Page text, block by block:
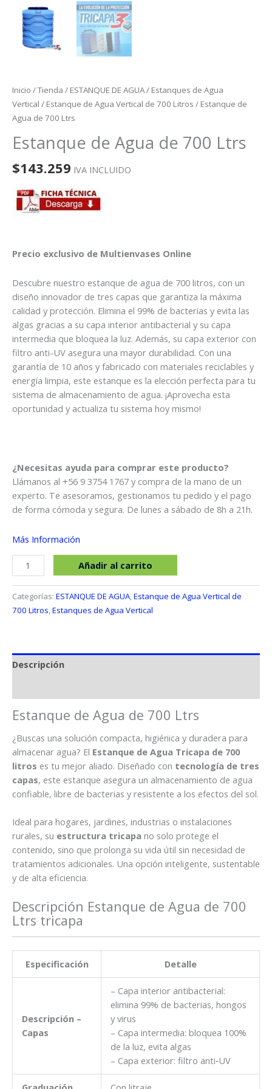
Inicio /Tienda / ESTANQUE DE AGUA/ Estanques de Agua
Vertical / Estanque de Agua Vertical de 700 Litros / Estanque de
Agua de 700 Ltrs
Estanque de Agua de 700 Ltrs
$143.259 IVA INCLUIDO
Precio exclusivo de Multienvases Online
Descubre nuestro estanque de agua de 700 litros, con un
diseño innovador de tres capas que garantiza la máxima
calidad y protección. Elimina el 99% de bacterias y evita las
algas gracias a su capa interior antibacterial y su capa
intermedia que bloquea la luz. Además, su capa exterior con
filtro anti-UV asegura una mayor durabilidad. Con una
garantía de 10 años y fabricado con materiales reciclables y
energía limpia, este estanque es la elección perfecta para tu
sistema de almacenamiento de agua. ¡Aprovecha esta
oportunidad y actualiza tu sistema hoy mismo!
¿Necesitas ayuda para comprar este producto?
Llámanos al +56 9 3754 1767 y compra de la mano de un
experto. Te asesoramos, gestionamos tu pedido y el pago
de forma cómoda y segura. De lunes a sábado de 8h a 21h.
Más Información
Estanque
de
Agua
de
700
Añadir al carrito
Categorías: ESTANQUE DE AGUA,Estanque de Agua Vertical de
700 Litros,Estanques de Agua Vertical
Descripción
Estanque de Agua de 700 Ltrs
¿Buscas una solución compacta, higiénica y duradera para
almacenar agua? El Estanque de Agua Tricapa de 700
litros es tu mejor aliado. Diseñado con tecnología de tres
capas, este estanque asegura un almacenamiento de agua
confiable, libre de bacterias y resistente a los efectos del sol.
Ideal para hogares, jardines, industrias o instalaciones
rurales, su estructura tricapa no solo protege el
contenido, sino que prolonga su vida útil sin necesidad de
tratamientos adicionales. Una opción inteligente, sustentable
y de alta eficiencia.
Descripción Estanque de Agua de 700
Ltrs tricapa
Especificación Detalle
Descripción –
Capas
– Capa interior antibacterial:
elimina 99% de bacterias, hongos
y virus
– Capa intermedia: bloquea 100%
de la luz, evita algas
– Capa exterior: filtro anti‑UV